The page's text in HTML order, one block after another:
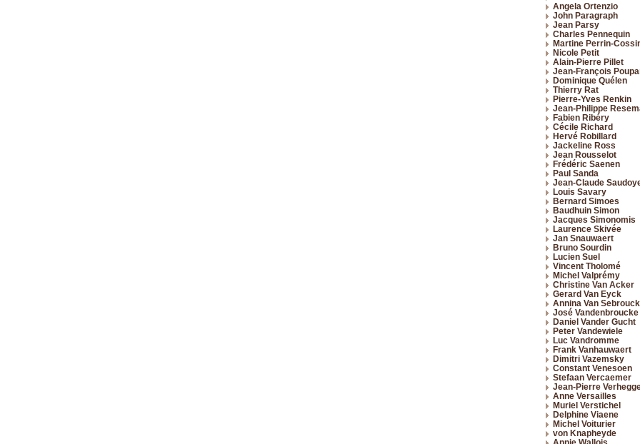
Angela Ortenzio
John Paragraph
Jean Parsy
Charles Pennequin
Martine Perrin-
Nicole Petit
Alain-Pierre Pillet
Jean-François
Dominique Quélen
Thierry Rat
Pierre-Yves Renkin
Jean-Philippe
Fabien Ribéry
Cécile Richard
Hervé Robillard
Jackeline Ross
Jean Rousselot
Frédéric Saenen
Paul Sanda
Jean-Claude
Louis Savary
Bernard Simoes
Baudhuin Simon
Jacques Simonomis
Laurence Skivée
Jan Snauwaert
Bruno Sourdin
Lucien Suel
Vincent Tholomé
Michel Valprémy
Christine Van Acker
Gerard Van Eyck
Annina Van Sebrouck
José Vandenbroucke
Daniel Vander Gucht
Peter Vandewiele
Luc Vandromme
Frank Vanhauwaert
Dimitri Vazemsky
Constant Venesoen
Stefaan Vercaemer
Jean-Pierre
Anne Versailles
Muriel Verstichel
Delphine Viaene
Michel Voiturier
von Knapheyde